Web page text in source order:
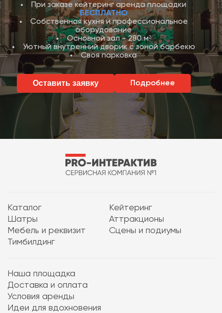
При заказе кейтеринг аренда площадки
БЕСПЛАТНО
Собственная кухня и профессиональное
оборудование
Основной зал - 280 м²
Уютный внутренний дворик с зоной барбекю
Своя парковка
Оставить заявку Подробнее
Каталог
Кейтеринг
Шатры
Аттракционы
Мебель и реквизит
Сцены и подиумы
Тимбилдинг
Наша площадка
Доставка и оплата
Условия аренды
Идеи для вдохновения